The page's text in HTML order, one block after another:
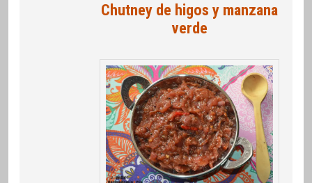
Chutney de higos y manzana
verde